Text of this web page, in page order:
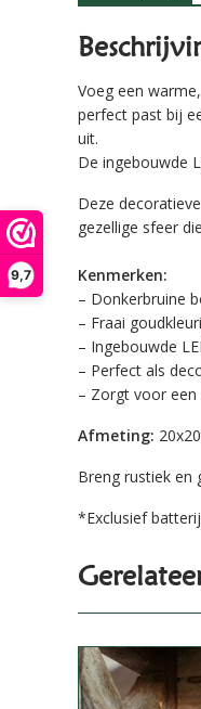
9,7
Voeg een
perfect past bij
uit.
De ingebouwde
Deze
gezellige sfeer
Kenmerken:
– Donkerbruine
– Fraai
– Ingebouwde
– Perfect als
– Zorgt voor
Afmeting:
Breng rustiek en
*Exclusief